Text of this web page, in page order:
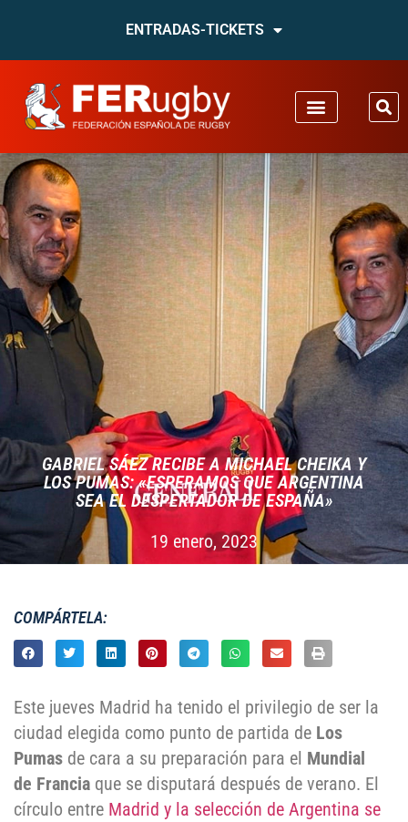
ENTRADAS-TICKETS
GABRIEL SÁEZ RECIBE A MICHAEL CHEIKA Y
LOS PUMAS: «ESPERAMOS QUE ARGENTINA
SEA EL DESPERTADOR DE ESPAÑA»
19 enero, 2023
COMPÁRTELA:
Este jueves Madrid ha tenido el privilegio de ser la
ciudad elegida como punto de partida de Los
Pumas de cara a su preparación para el Mundial
de Francia que se disputará después de verano. El
círculo entre Madrid y la selección de Argentina se